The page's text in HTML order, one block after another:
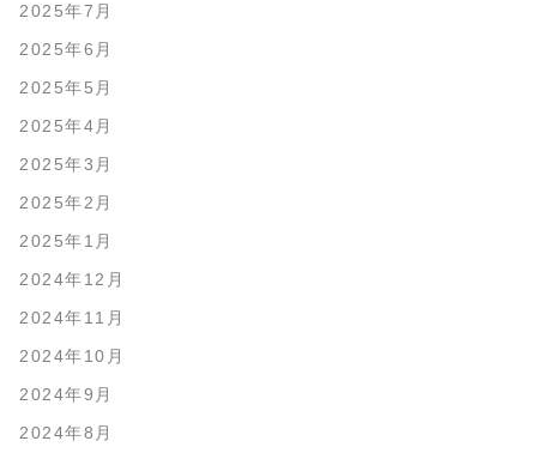
2025年7月
2025年6月
2025年5月
2025年4月
2025年3月
2025年2月
2025年1月
2024年12月
2024年11月
2024年10月
2024年9月
2024年8月